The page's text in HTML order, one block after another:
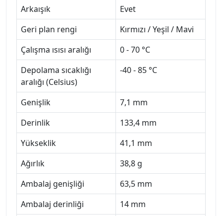
Arkaışık
Evet
Geri plan rengi
Kırmızı / Yeşil / Mavi
Çalışma ısısı aralığı
0 - 70 °C
Depolama sıcaklığı
aralığı (Celsius)
-40 - 85 °C
Genişlik
7,1 mm
Derinlik
133,4 mm
Yükseklik
41,1 mm
Ağırlık
38,8 g
Ambalaj genişliği
63,5 mm
Ambalaj derinliği
14 mm